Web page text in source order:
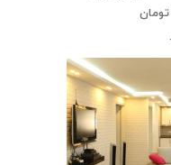
تومان